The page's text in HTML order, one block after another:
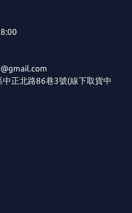
正北路86巷3號(線下取貨中